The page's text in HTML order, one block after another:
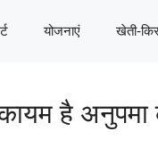
योजनाएं खेती-
है अनुपमा